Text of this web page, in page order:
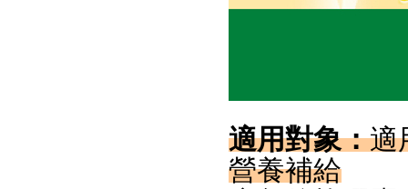
適用對象：適
營養補給